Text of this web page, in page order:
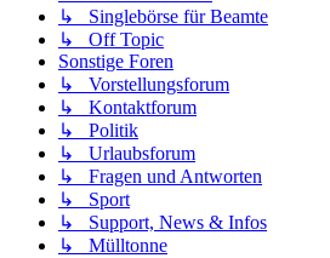
↳ Singlebörse für Beamte
↳ Off Topic
Sonstige Foren
↳ Vorstellungsforum
↳ Kontaktforum
↳ Politik
↳ Urlaubsforum
↳ Fragen und Antworten
↳ Sport
↳ Support, News & Infos
↳ Mülltonne